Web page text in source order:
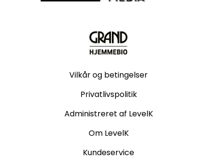
Vilkår og betingelser
Privatlivspolitik
Administreret af LevelK
Om LevelK
Kundeservice